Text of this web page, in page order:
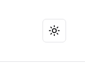
Toggle